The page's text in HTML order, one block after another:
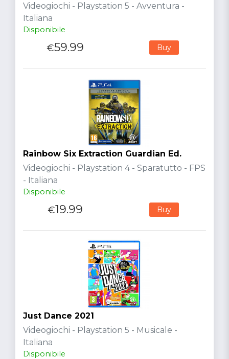
Videogiochi - Playstation 5 - Avventura -
Italiana
Disponibile
€59.99 Buy
Rainbow Six Extraction Guardian Ed.
Videogiochi - Playstation 4 - Sparatutto - FPS
- Italiana
Disponibile
€19.99 Buy
Just Dance 2021
Videogiochi - Playstation 5 - Musicale -
Italiana
Disponibile